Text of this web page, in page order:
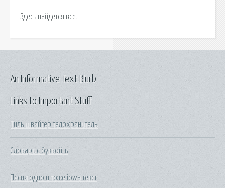
Здесь найдется все.
Links to Important Stuff
Тиль швайгер телохранитель
Словарь с буквой ъ
Песня одно и тоже iowa текст
An Informative Text Blurb